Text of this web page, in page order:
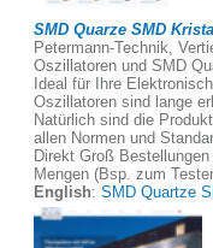
SMD Quarze SMD
Petermann-Technik,
Oszillatoren und SMD
Ideal für Ihre
Oszillatoren sind lange
Natürlich sind die
allen Normen und
Direkt Groß
Mengen (Bsp. zum
English: SMD Quartze